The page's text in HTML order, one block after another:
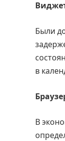
Были
в
В